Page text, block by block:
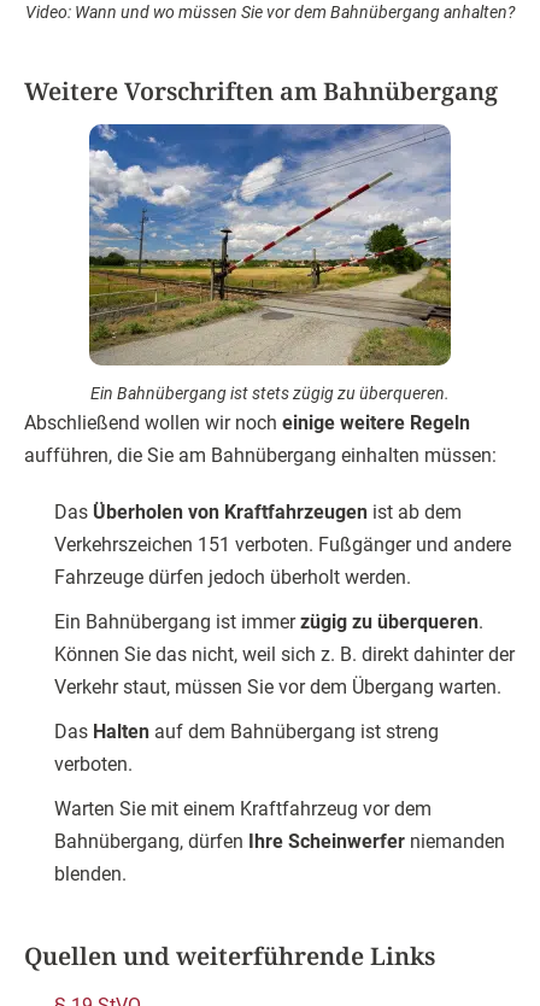
Video: Wann und wo müssen Sie vor dem Bahnübergang anhalten?
Weitere Vorschriften am Bahnübergang
Ein Bahnübergang ist stets zügig zu überqueren.
Abschließend wollen wir noch einige weitere Regeln
aufführen, die Sie am Bahnübergang einhalten müssen:
Das Überholen von Kraftfahrzeugen ist ab dem
Verkehrszeichen 151 verboten. Fußgänger und andere
Fahrzeuge dürfen jedoch überholt werden.
Ein Bahnübergang ist immerzügig zu überqueren.
Können Sie das nicht, weil sich z. B. direkt dahinter der
Verkehr staut, müssen Sie vor dem Übergang warten.
Das Halten auf dem Bahnübergang ist streng
verboten.
Warten Sie mit einem Kraftfahrzeug vor dem
Bahnübergang, dürfen Ihre Scheinwerfer niemanden
blenden.
Quellen und weiterführende Links